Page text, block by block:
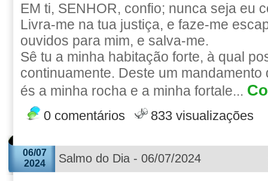
EM ti, SENHOR, confio; nunca seja eu
Livra-me na tua justiça, e faze-me
ouvidos para mim, e salva-me.
Sê tu a minha habitação forte, à qual
continuamente. Deste um mandamento
és a minha rocha e a minha fortale...
0 comentários 833 visualizações
06/07
2024
Salmo do Dia - 06/07/2024